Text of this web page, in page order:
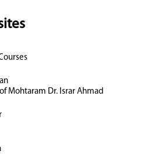
Mohtaram Dr. Israr Ahmad